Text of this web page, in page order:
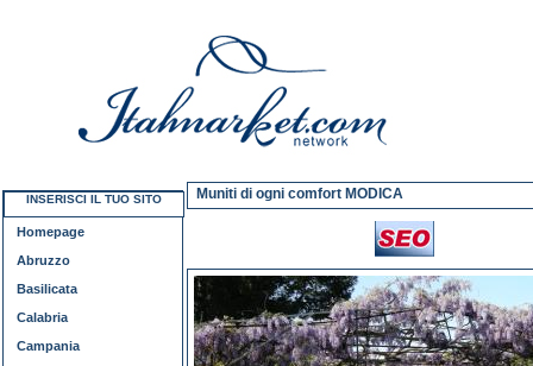
Muniti di ogni comfort MODICA
INSERISCI IL TUO SITO
Homepage
Abruzzo
Basilicata
Calabria
Campania